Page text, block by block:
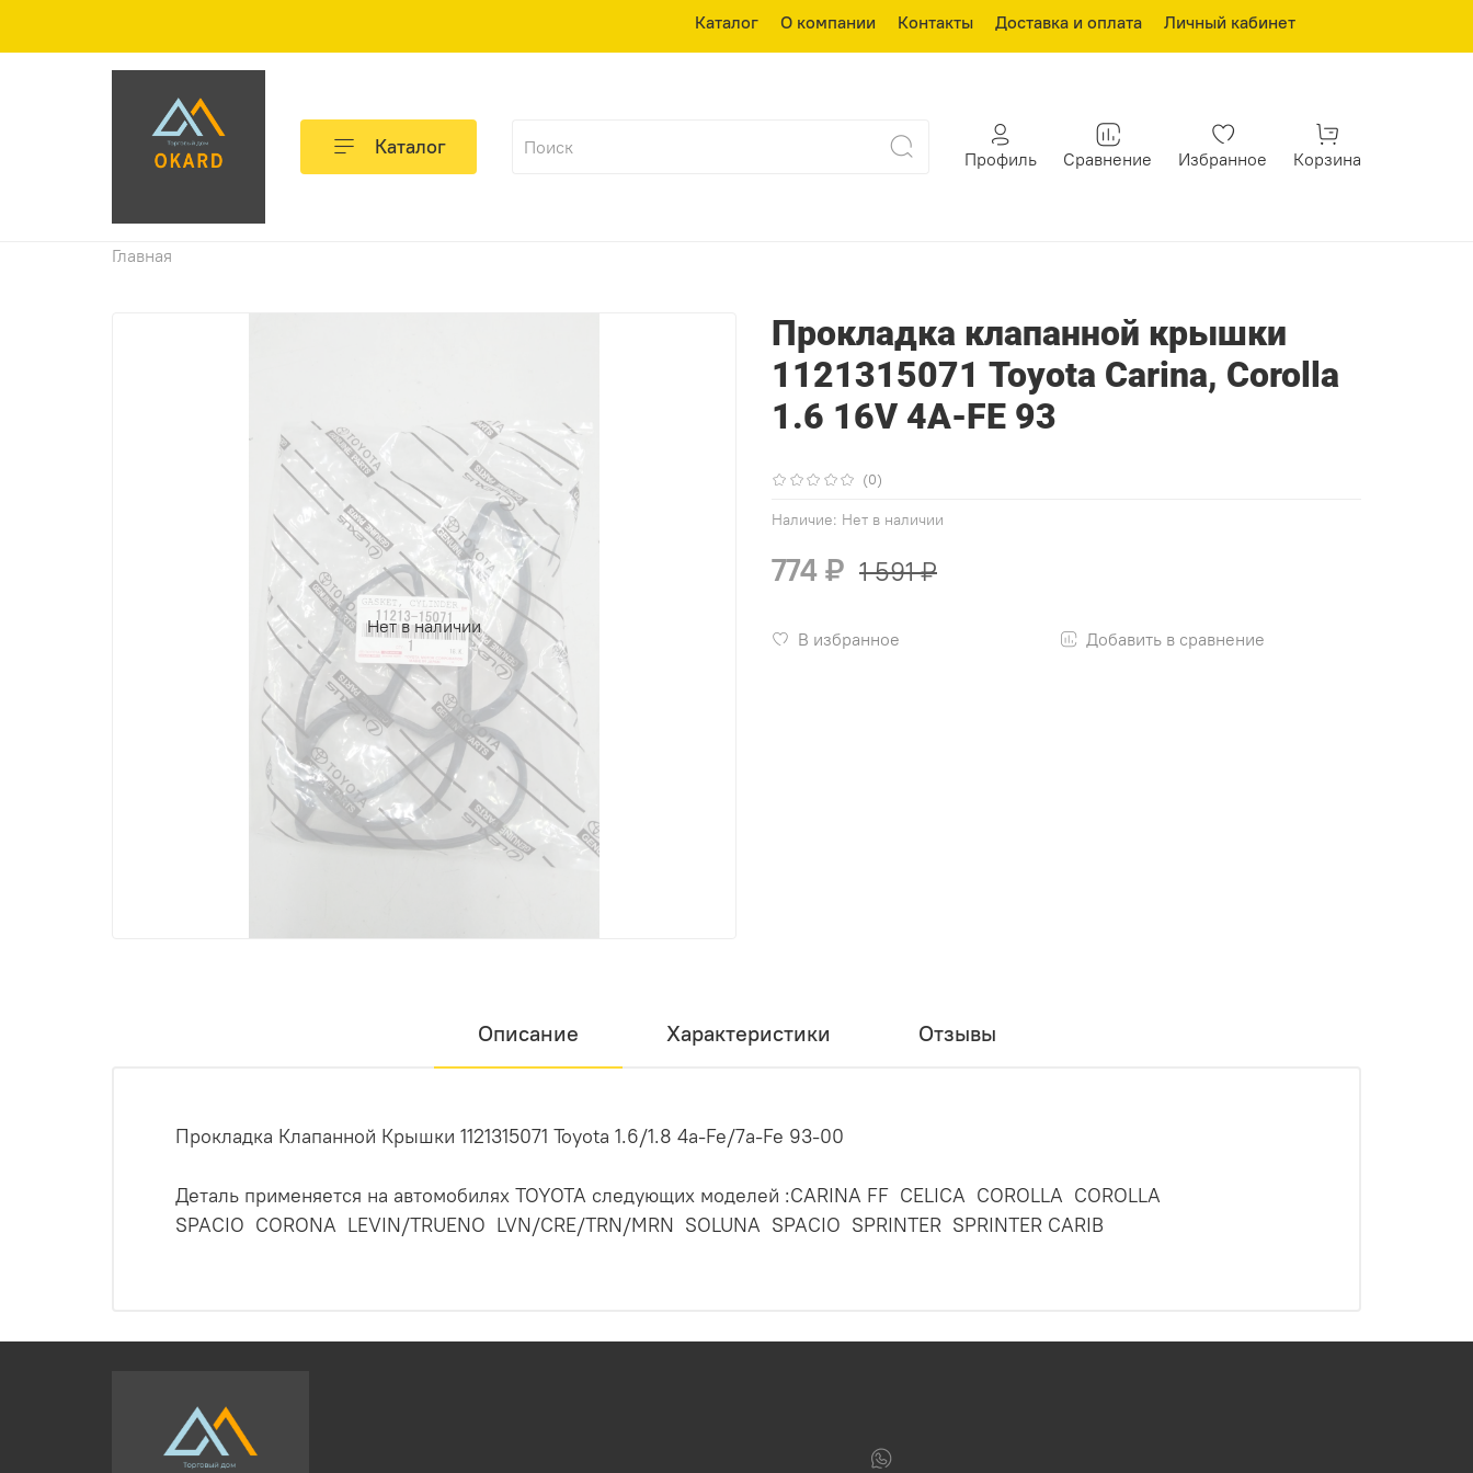
Каталог О компании Контакты Доставка и оплата Личный кабинет
Каталог Профиль Сравнение Избранное Корзина
Главная
Нет в наличии
(0)
Наличие: Нет в наличии
Прокладка клапанной крышки
1121315071 Toyota Carina, Corolla
1.6 16V 4A-FE 93
774 ₽ 1 591 ₽
В избранное Добавить в сравнение
Описание Характеристики Отзывы
Прокладка Клапанной Крышки 1121315071 Toyota 1.6/1.8 4a-Fe/7a-Fe 93-00
Деталь применяется на автомобилях TOYOTA следующих моделей :CARINA FF CELICA COROLLA COROLLA
SPACIO CORONA LEVIN/TRUENO LVN/CRE/TRN/MRN SOLUNA SPACIO SPRINTER SPRINTER CARIB